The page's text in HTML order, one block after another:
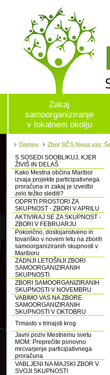
Zakaj
samoorganiziranje
v lokalnem okolju
Domov
Zbor SČS Nova vas:
S SOSEDI SOOBLIKUJ, KJER
ŽIVIŠ IN DELAŠ
Kako Mestna občina Maribor
izvaja projekte participativnega
proračuna in zakaj je izvedbi
zelo težko slediti?
ODPRTI PROSTORI ZA
SKUPNOST - ZBORI V APRILU
AKTIVIRAJ SE ZA SKUPNOST -
ZBORI V FEBRUARJU
Pokončno, dostojanstveno in
tovariško v novem letu na zborih
samoorganiziranih skupnosti v
Mariboru
ZADNJI LETOŠNJI ZBORI
SAMOORGANIZIRANIH
SKUPNOSTI
ZBORI SAMOORGANIZIRANIH
SKUPNOSTI V NOVEMBRU
VABIMO VAS NA ZBORE
SAMOORGANIZIRANIH
SKUPNOSTI V OKTOBRU
Trmasto v trinajsti krog
Javni poziv Mestnemu svetu
MOM: Preprečite ponovno
mrcvarjenje participativnega
proračuna
VABLJENI NA MAJSKI ZBOR V
SVOJI SKUPNOSTI